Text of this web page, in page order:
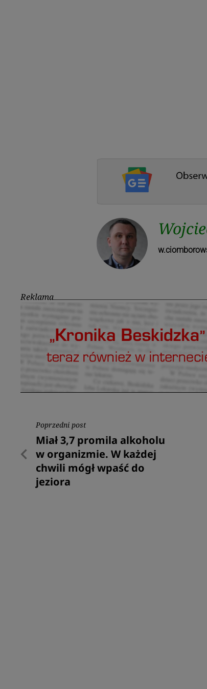
Reklama
Nawigacja
wpisu
Poprzedni post
Poprzedni
post
Miał 3,7 promila alkoholu
w organizmie. W każdej
chwili mógł wpaść do
jeziora